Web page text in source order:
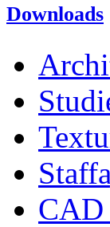
Downloads
CAD